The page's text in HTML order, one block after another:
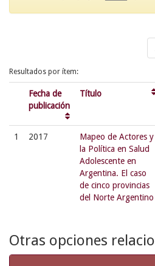
Resultados por ítem:
Fecha de
publicación
Título
1 2017
Mapeo de Actores y
la Política en Salud
Adolescente en
Argentina. El caso
de cinco provincias
del Norte Argentino
Otras opciones